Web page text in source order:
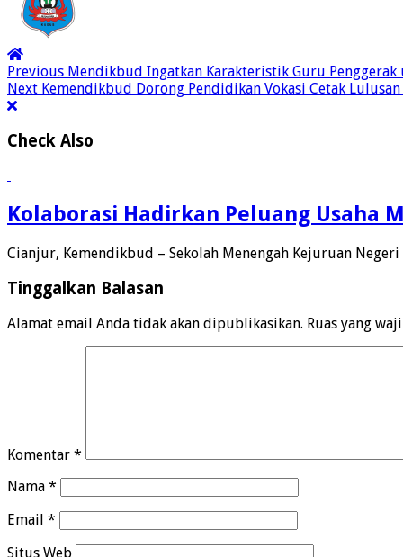
Previous Mendikbud Ingatkan Karakteristik Guru Penggerak
Next Kemendikbud Dorong Pendidikan Vokasi Cetak
Check Also
Kolaborasi Hadirkan Peluang Usaha
Cianjur, Kemendikbud – Sekolah Menengah Kejuruan
Tinggalkan Balasan
Alamat email Anda tidak akan dipublikasikan. Ruas yang
Komentar *
Nama *
Email *
Situs Web